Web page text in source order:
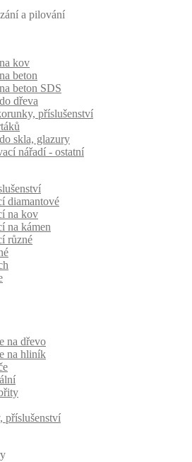
a pilování
kov
beton
beton SDS
dřeva
příslušenství
skla, glazury
nářadí - ostatní
diamantové
na kov
na kámen
různé
na dřevo
na hliník
příslušenství